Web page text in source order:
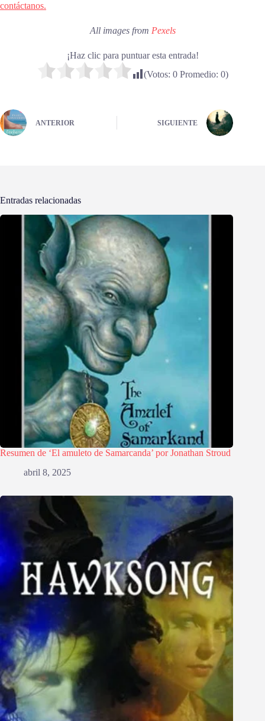
contáctanos.
All images from Pexels
¡Haz clic para puntuar esta entrada!
(Votos: 0Promedio: 0)
ANTERIOR SIGUIENTE
Entradas relacionadas
Resumen de ‘El amuleto de Samarcanda’ por Jonathan Stroud
abril 8, 2025